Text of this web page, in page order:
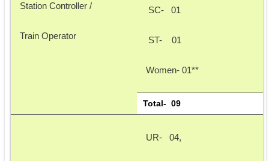
Station Controller /
Train Operator
SC-   01
ST-    01
Women- 01**
Total-  09
UR-   04,